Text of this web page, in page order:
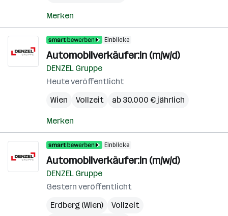
Merken
Einblicke
Automobilverkäufer:in (m/w/d)
DENZEL Gruppe
Heute veröffentlicht
Wien
Vollzeit ab 30.000 € jährlich
Merken
Einblicke
Automobilverkäufer:in (m/w/d)
DENZEL Gruppe
Gestern veröffentlicht
Erdberg (Wien)
Vollzeit